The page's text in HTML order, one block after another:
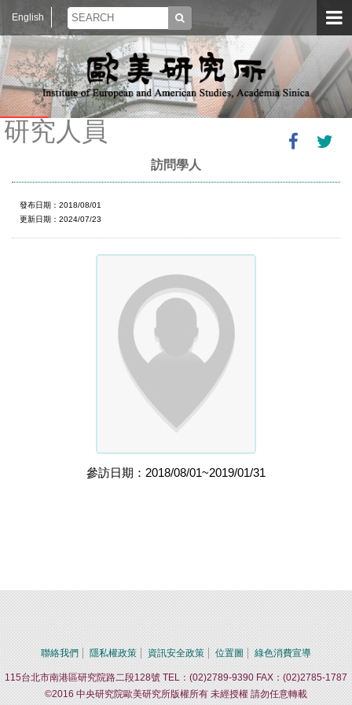
English
研究人員
訪問學人
發布日期：2018/08/01
更新日期：2024/07/23
參訪日期：2018/08/01~2019/01/31
聯絡我們 隱私權政策 資訊安全政策 位置圖 綠色消費宣導
115台北市南港區研究院路二段128號 TEL：(02)2789-9390 FAX：(02)2785-1787
©2016 中央研究院歐美研究所版權所有 未經授權 請勿任意轉載